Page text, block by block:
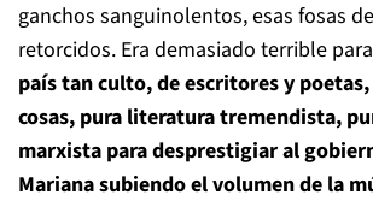
ganchos sanguinolentos, esas fosas
retorcidos. Era demasiado terrible
país tan culto, de escritores y
cosas, pura literatura tremendista,
marxista para desprestigiar al
Mariana subiendo el volumen de la